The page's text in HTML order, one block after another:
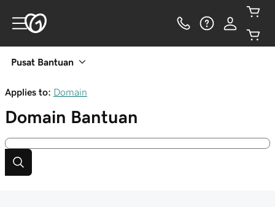
Pusat Bantuan
Applies to: Domain
Domain Bantuan